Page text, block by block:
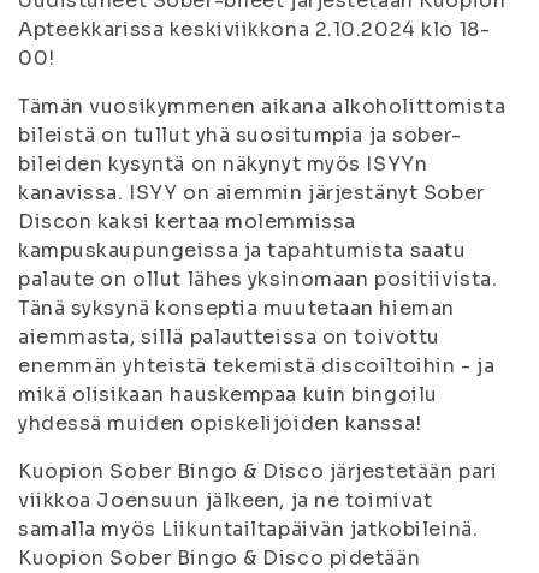
Apteekkarissa keskiviikkona 2.10.2024 klo 18-
00!
Tämän vuosikymmenen aikana alkoholittomista
bileistä on tullut yhä suositumpia ja sober-
bileiden kysyntä on näkynyt myös ISYYn
kanavissa. ISYY on aiemmin järjestänyt Sober
Discon kaksi kertaa molemmissa
kampuskaupungeissa ja tapahtumista saatu
palaute on ollut lähes yksinomaan positiivista.
Tänä syksynä konseptia muutetaan hieman
aiemmasta, sillä palautteissa on toivottu
enemmän yhteistä tekemistä discoiltoihin - ja
mikä olisikaan hauskempaa kuin bingoilu
yhdessä muiden opiskelijoiden kanssa!
Kuopion Sober Bingo & Disco järjestetään pari
viikkoa Joensuun jälkeen, ja ne toimivat
samalla myös Liikuntailtapäivän jatkobileinä.
Kuopion Sober Bingo & Disco pidetään